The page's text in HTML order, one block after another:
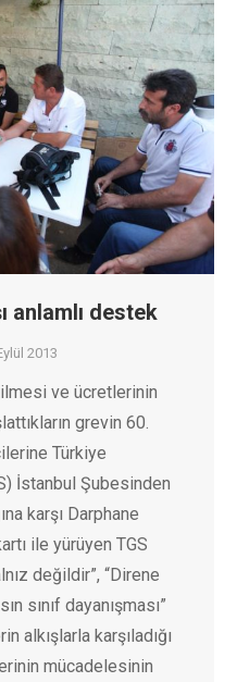
anlamlı destek
2013
ve ücretlerinin
grevin 60.
Türkiye
İstanbul Şubesinden
karşı Darphane
ile yürüyen TGS
değildir”, “Direne
sınıf dayanışması”
alkışlarla karşıladığı
mücadelesinin